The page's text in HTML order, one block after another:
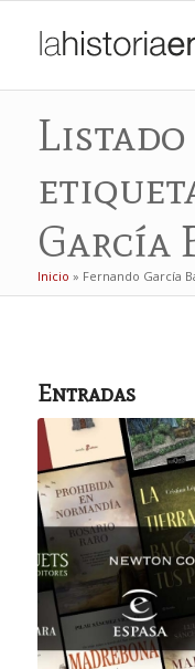
García
Inicio » Fernando García
Entradas